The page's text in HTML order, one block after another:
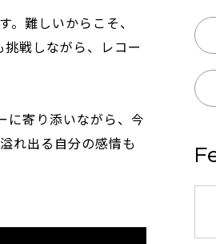
。難しいからこそ、
戦しながら、レコー
に寄り添いながら、今
れ出る自分の感情も